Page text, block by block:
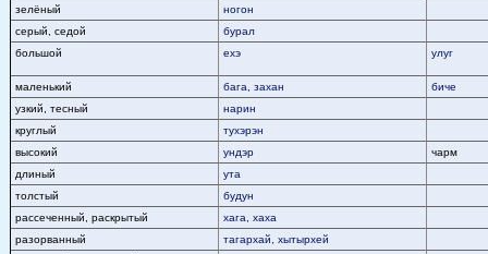
зелёный
ногон
серый, седой
бурал
большой
ехэ улуг
маленький бага, захан
биче
узкий, тесный
нарин
круглый
тухэрэн
высокий
ундэр
чарм
длиный
ута
толстый
будун
рассеченный, раскрытый
хага, хаха
разорванный
тагархай, хытырхей